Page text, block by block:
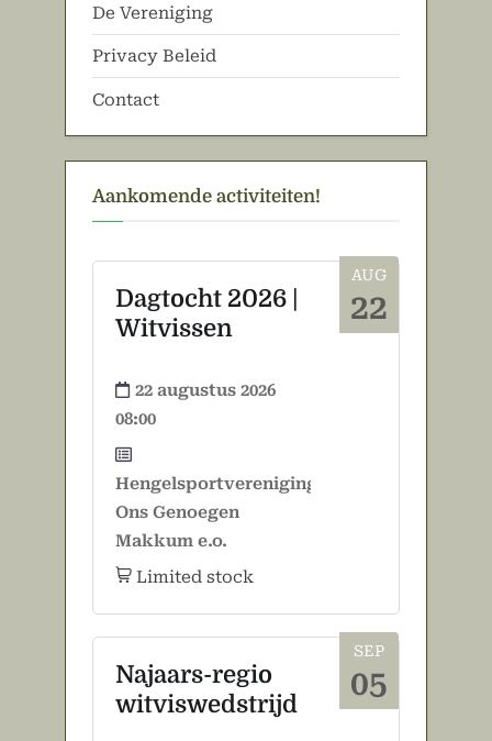
De Vereniging
Privacy Beleid
Contact
Aankomende activiteiten!
AUG
22
Dagtocht 2026 |
Witvissen
22 augustus 2026
08:00
Hengelsportvereniging
Ons Genoegen
Makkum e.o.
Limited stock
SEP
05
Najaars-regio
witviswedstrijd